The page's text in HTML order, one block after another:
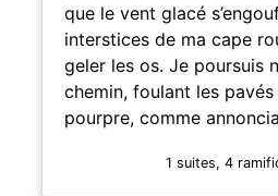
que le vent glacé
interstices de ma cape
geler les os. Je poursuis
chemin, foulant les
pourpre, comme
1 suites, 4